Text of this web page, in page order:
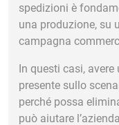
spedizioni è
una produzione, su
campagna
In questi casi,
presente sullo
perché possa
può aiutare